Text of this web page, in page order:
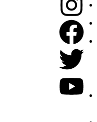
experiencias
Quieroloma,